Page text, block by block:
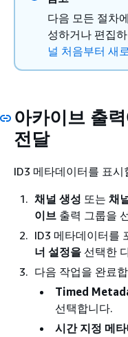
다음 모든 절차
성하거나 편집
널 처음부터 새
아카이브 출
전달
ID3 메타데이터를 표
채널 생성 또는 채
이브 출력 그룹을
ID3 메타데이터를
너 설정을 선택한
다음 작업을 완료
Timed
선택합니다.
시간 지정 메